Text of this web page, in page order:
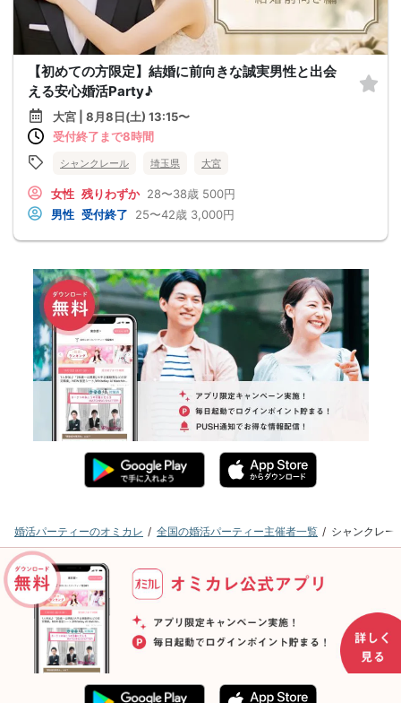
【初めての方限定】結婚に前向きな誠実男性と出会
える安心婚活Party♪
大宮 | 8月8日(土) 13:15〜
受付終了まで8時間
シャンクレール 埼玉県 大宮
女性 残りわずか 28〜38歳 500円
男性 受付終了 25〜42歳 3,000円
婚活パーティーのオミカレ 全国の婚活パーティー主催者一覧 シャンクレー